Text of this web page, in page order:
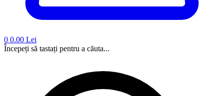
0 0.00 Lei
Începeți să tastați pentru a căuta...